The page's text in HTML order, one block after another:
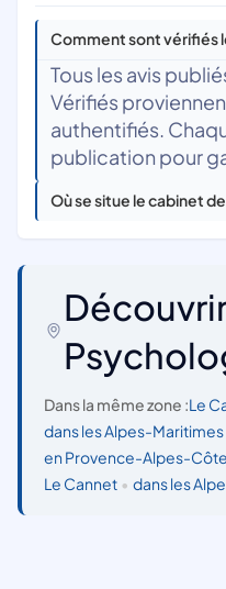
Comment sont vérifiés
Tous les avis
Vérifiés
authentifiés.
publication pour
Où se situe le cabinet
Dans la même zone :Le
dans les Alpes-Maritimes
en Provence-Alpes-
Le Cannet • dans les